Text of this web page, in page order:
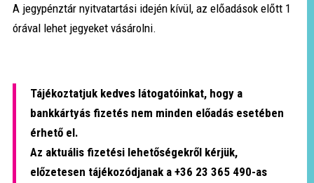
A jegypénztár nyitvatartási idején kívül, az előadások előtt 1
órával lehet jegyeket vásárolni.
Tájékoztatjuk kedves látogatóinkat, hogy a
bankkártyás fizetés nem minden előadás esetében
érhető el.
Az aktuális fizetési lehetőségekről kérjük,
előzetesen tájékozódjanak a +36 23 365 490-as